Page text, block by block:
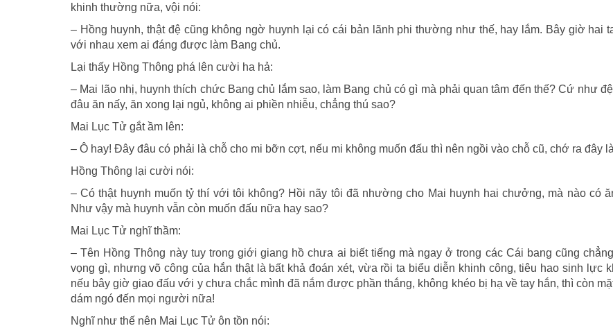
khinh thường nữa, vội nói:
– Hồng huynh, thật đệ cũng không ngờ huynh lại có cái bản lãnh phi thường như thế, hay lắm. Bây giờ hai
với nhau xem ai đáng được làm Bang chủ.
Lại thấy Hồng Thông phá lên cười ha hả:
– Mai lão nhị, huynh thích chức Bang chủ lắm sao, làm Bang chủ có gì mà phải quan tâm đến thế? Cứ như
đâu ăn nấy, ăn xong lại ngủ, không ai phiền nhiễu, chẳng thú sao?
Mai Lục Tử gắt ầm lên:
– Ô hay! Đây đâu có phải là chỗ cho mi bỡn cợt, nếu mi không muốn đấu thì nên ngồi vào chỗ cũ, chớ ra đây
Hồng Thông lại cười nói:
– Có thật huynh muốn tỷ thí với tôi không? Hồi nãy tôi đã nhường cho Mai huynh hai chưởng, mà nào có
Như vậy mà huynh vẫn còn muốn đấu nữa hay sao?
Mai Lục Tử nghĩ thầm:
– Tên Hồng Thông này tuy trong giới giang hồ chưa ai biết tiếng mà ngay ở trong các Cái bang cũng
vọng gì, nhưng võ công của hắn thật là bất khả đoán xét, vừa rồi ta biểu diễn khinh công, tiêu hao sinh lực
nếu bây giờ giao đấu với y chưa chắc mình đã nắm được phần thắng, không khéo bị hạ về tay hắn, thì còn
dám ngó đến mọi người nữa!
Nghĩ như thế nên Mai Lục Tử ôn tồn nói: